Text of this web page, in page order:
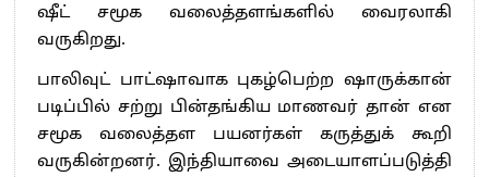
ஷீட் சமூக வலைத்தளங்களில் வைரலாகி
வருகிறது.
பாலிவுட் பாட்ஷாவாக புகழ்பெற்ற ஷாருக்கான்
படிப்பில் சற்று பின்தங்கிய மாணவர் தான் என
சமூக வலைத்தள பயனர்கள் கருத்துக் கூறி
வருகின்றனர். இந்தியாவை அடையாளப்படுத்தி